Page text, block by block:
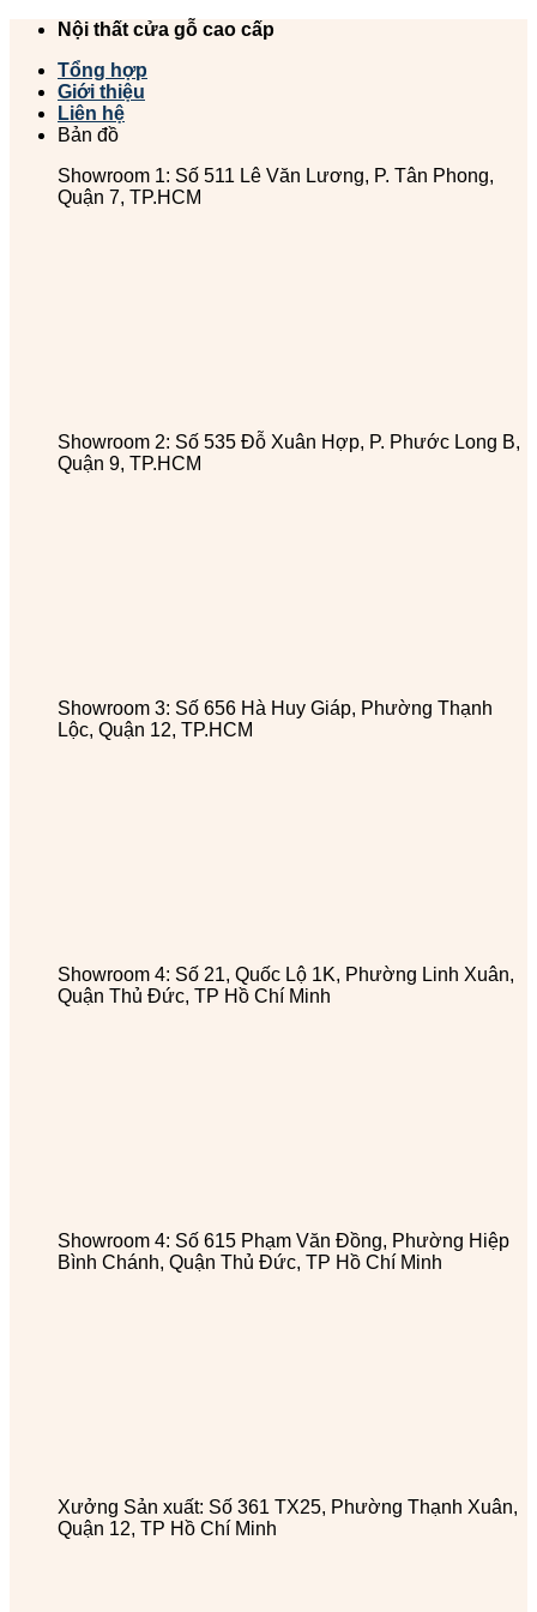
Chuyển
dung
Nội thất cửa gỗ cao cấp
Tổng hợp
Giới thiệu
Liên hệ
Bản đồ
Showroom 1: Số 511 Lê Văn Lương, P. Tân Phong,
Quận 7, TP.HCM
Showroom 2: Số 535 Đỗ Xuân Hợp, P. Phước Long B,
Quận 9, TP.HCM
Showroom 3: Số 656 Hà Huy Giáp, Phường Thạnh
Lộc, Quận 12, TP.HCM
Showroom 4: Số 21, Quốc Lộ 1K, Phường Linh Xuân,
Quận Thủ Đức, TP Hồ Chí Minh
Showroom 4: Số 615 Phạm Văn Đồng, Phường Hiệp
Bình Chánh, Quận Thủ Đức, TP Hồ Chí Minh
Xưởng Sản xuất: Số 361 TX25, Phường Thạnh Xuân,
Quận 12, TP Hồ Chí Minh